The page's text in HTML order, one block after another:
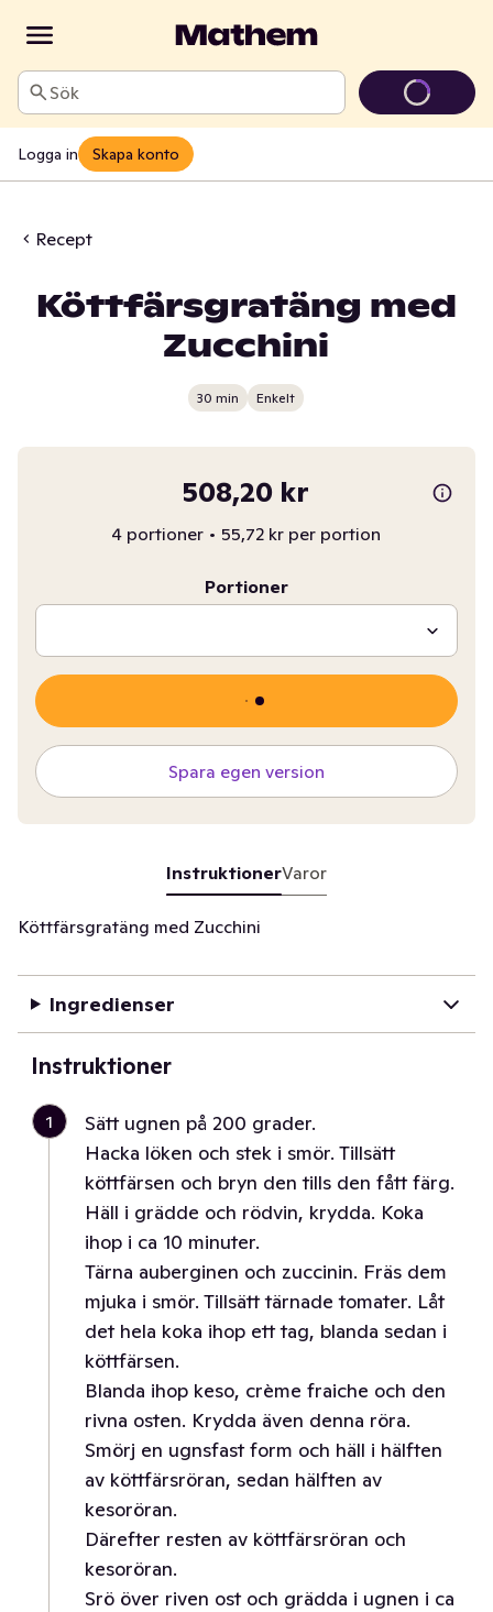
Sök
Logga in Skapa konto
Recept
Köttfärsgratäng med
Zucchini
30 min Enkelt
508,20 kr
4 portioner • 55,72 kr per portion
Portioner
Spara egen version
InstruktionerVaror
Köttfärsgratäng med Zucchini
Ingredienser
Instruktioner
1
Sätt ugnen på 200 grader.
Hacka löken och stek i smör. Tillsätt
köttfärsen och bryn den tills den fått färg.
Häll i grädde och rödvin, krydda. Koka
ihop i ca 10 minuter.
Tärna auberginen och zuccinin. Fräs dem
mjuka i smör. Tillsätt tärnade tomater. Låt
det hela koka ihop ett tag, blanda sedan i
köttfärsen.
Blanda ihop keso, crème fraiche och den
rivna osten. Krydda även denna röra.
Smörj en ugnsfast form och häll i hälften
av köttfärsröran, sedan hälften av
kesoröran.
Därefter resten av köttfärsröran och
kesoröran.
Srö över riven ost och grädda i ugnen i ca